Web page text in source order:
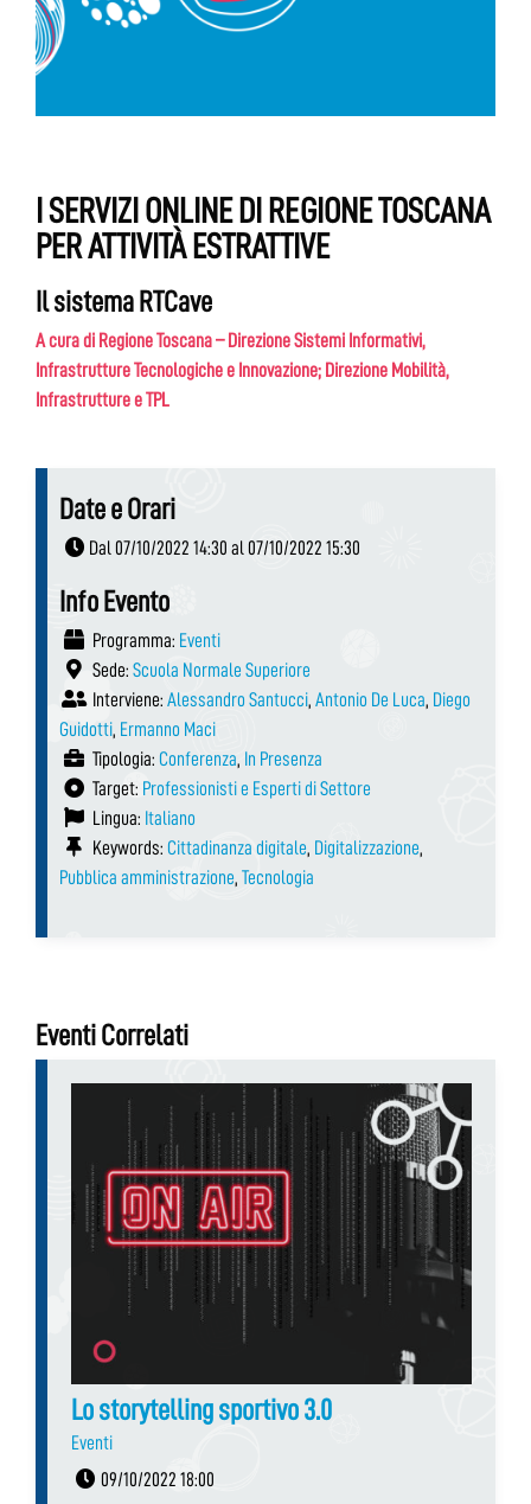
I SERVIZI ONLINE DI REGIONE TOSCANA
PER ATTIVITÀ ESTRATTIVE
Il sistema RTCave
A cura di Regione Toscana – Direzione Sistemi Informativi,
Infrastrutture Tecnologiche e Innovazione; Direzione Mobilità,
Infrastrutture e TPL
Date e Orari
Dal 07/10/2022 14:30 al 07/10/2022 15:30
Info Evento
Programma: Eventi
Sede: Scuola Normale Superiore
Interviene: Alessandro Santucci, Antonio De Luca, Diego
Guidotti, Ermanno Maci
Tipologia: Conferenza, In Presenza
Target: Professionisti e Esperti di Settore
Lingua: Italiano
Keywords: Cittadinanza digitale, Digitalizzazione,
Pubblica amministrazione, Tecnologia
Eventi Correlati
Lo storytelling sportivo 3.0
Eventi
09/10/2022 18:00